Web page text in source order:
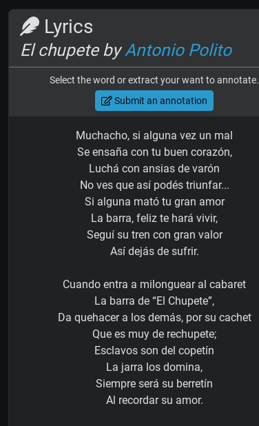
Lyrics
El chupete byAntonio Polito
Select the word or extract your want to annotate.
Submit an annotation
Muchacho, si alguna vez un mal
Se ensaña con tu buen corazón,
Luchá con ansias de varón
No ves que así podés triunfar...
Si alguna mató tu gran amor
La barra, feliz te hará vivir,
Seguí su tren con gran valor
Así dejás de sufrir.
Cuando entra a milonguear al cabaret
La barra de “El Chupete”,
Da quehacer a los demás, por su cachet
Que es muy de rechupete;
Esclavos son del copetín
La jarra los domina,
Siempre será su berretín
Al recordar su amor.